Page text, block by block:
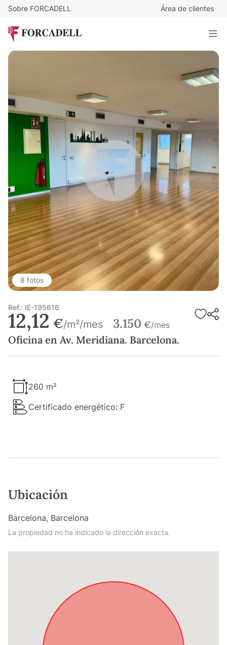
Sobre FORCADELL Área de clientes
Oficina en Av. Meridiana. Barcelona.
260 m²
8 fotos
Ref.: IE-195616
12,12 €/m²/mes 3.150 €/mes
Oficina en Av. Meridiana. Barcelona.
260 m²
Certificado energético: F
Ubicación
Barcelona, Barcelona
La propiedad no ha indicado la dirección exacta.